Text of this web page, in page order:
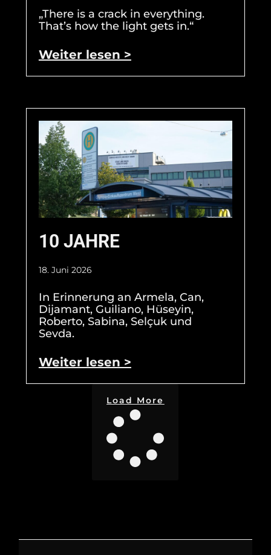
„There is a crack in everything.
That’s how the light gets in.“
Weiter lesen >
10 JAHRE
18. Juni 2026
In Erinnerung an Armela, Can,
Dijamant, Guiliano, Hüseyin,
Roberto, Sabina, Selçuk und
Sevda.
Weiter lesen >
Load More